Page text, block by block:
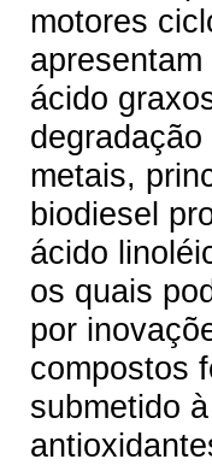
motores
ácido
metais,
biodiesel
ácido
os quais
por
compostos
submetido